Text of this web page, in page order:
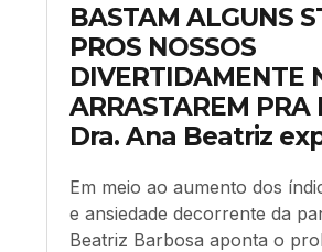
BASTAM ALGUNS
PROS NOSSOS
DIVERTIDAMENTE
ARRASTAREM PRA
Dra. Ana Beatriz
Em meio ao aumento dos
e ansiedade decorrente da
Beatriz Barbosa aponta o